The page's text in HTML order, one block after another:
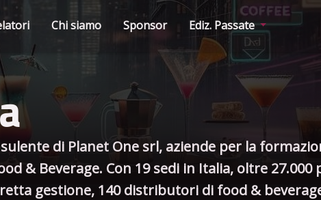
Chi siamo Sponsor Ediz. Passate
di Planet One srl, aziende per la
& Beverage. Con 19 sedi in Italia, oltre
gestione, 140 distributori di food &